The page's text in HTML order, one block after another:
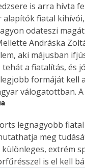
is arra hívta
alapítók fiatal
odateszi
Andráska
aki májusban
a fiatalítás, és
formáját kell
válogatottban.
legnagyobb
meg
extrém
is el kell